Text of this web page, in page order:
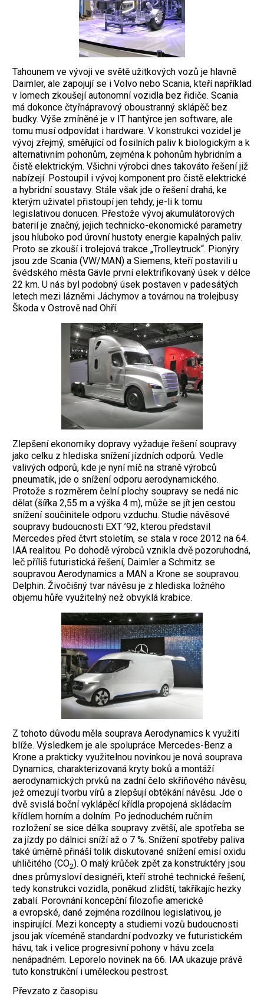
Tahounem ve vývoji ve světě užitkových vozů je hlavně
Daimler, ale zapojují se i Volvo nebo Scania, kteří například
v lomech zkoušejí autonomní vozidla bez řidiče. Scania
má dokonce čtyřnápravový oboustranný sklápěč bez
budky. Výše zmíněné je v IT hantýrce jen software, ale
tomu musí odpovídat i hardware. V konstrukci vozidel je
vývoj zřejmý, směřující od fosilních paliv k biologickým a k
alternativním pohonům, zejména k pohonům hybridním a
čistě elektrickým. Všichni výrobci dnes takováto řešení již
nabízejí. Postoupil i vývoj komponent pro čistě elektrické
a hybridní soustavy. Stále však jde o řešení drahá, ke
kterým uživatel přistoupí jen tehdy, je-li k tomu
legislativou donucen. Přestože vývoj akumulátorových
baterií je značný, jejich technicko-ekonomické parametry
jsou hluboko pod úrovní hustoty energie kapalných paliv.
Proto se zkouší i trolejová trakce „Trolleytruck“. Pionýry
jsou zde Scania (VW/MAN) a Siemens, kteří postavili u
švédského města Gävle první elektrifikovaný úsek v délce
22 km. U nás byl podobný úsek postaven v padesátých
letech mezi lázněmi Jáchymov a továrnou na trolejbusy
Škoda v Ostrově nad Ohří.
Zlepšení ekonomiky dopravy vyžaduje řešení soupravy
jako celku z hlediska snížení jízdních odporů. Vedle
valivých odporů, kde je nyní míč na straně výrobců
pneumatik, jde o snížení odporu aerodynamického.
Protože s rozměrem čelní plochy soupravy se nedá nic
dělat (šířka 2,55 m a výška 4 m), může se jít jen cestou
snížení součinitele odporu vzduchu. Studie návěsové
soupravy budoucnosti EXT ’92, kterou představil
Mercedes před čtvrt stoletím, se stala v roce 2012 na 64.
IAA realitou. Po dohodě výrobců vznikla dvě pozoruhodná,
leč příliš futuristická řešení, Daimler a Schmitz se
soupravou Aerodynamics a MAN a Krone se soupravou
Delphin. Živočišný tvar návěsu je z hlediska ložného
objemu hůře využitelný než obvyklá krabice.
Z tohoto důvodu měla souprava Aerodynamics k využití
blíže. Výsledkem je ale spolupráce Mercedes-Benz a
Krone a prakticky využitelnou novinkou je nová souprava
Dynamics, charakterizovaná kryty boků a montáží
aerodynamických prvků na zadní čelo skříňového návěsu,
jež omezují tvorbu vírů a zlepšují obtékání návěsu. Jde o
dvě svislá boční vyklápěcí křídla propojená skládacím
křídlem horním a dolním. Po jednoduchém ručním
rozložení se sice délka soupravy zvětší, ale spotřeba se
za jízdy po dálnici sníží až o 7 %. Snížení spotřeby paliva
také úměrně přináší tolik diskutované snížení emisí oxidu
uhličitého (CO2). O malý krůček zpět za konstruktéry jsou
dnes průmysloví designéři, kteří strohé technické řešení,
tedy konstrukci vozidla, poněkud zlidští, takříkajíc hezky
zabalí. Porovnání koncepční filozofie americké
a evropské, dané zejména rozdílnou legislativou, je
inspirující. Mezi koncepty a studiemi vozů budoucnosti
jsou jak víceméně standardní podvozky ve futuristickém
hávu, tak i velice progresivní pohony v hávu zcela
nenápadném. Leporelo novinek na 66. IAA ukazuje právě
tuto konstrukční i uměleckou pestrost.
Převzato z časopisu